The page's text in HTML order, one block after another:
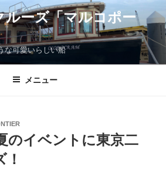
ルーズ「マルコポー
な可愛いらしい船
メニュー
のイベントに東京二